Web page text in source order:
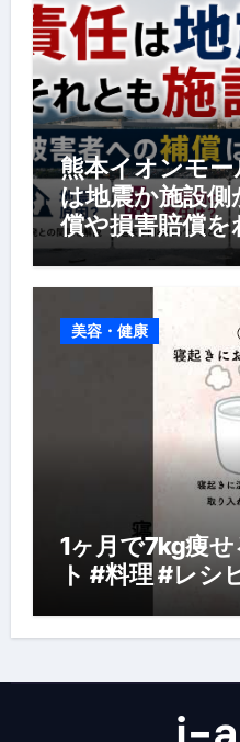
熊本イオンモ
は地震か施設
償や損害賠償
美容・健康
1ヶ月で7kg痩
ト #料理 #レシ